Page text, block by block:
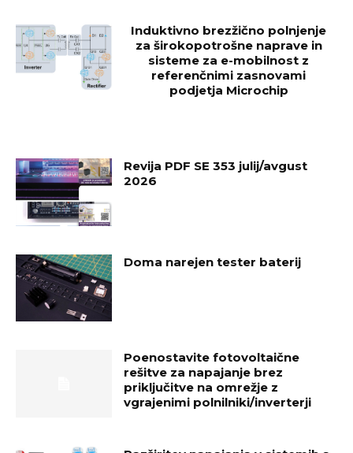
Induktivno brezžično polnjenje
za širokopotrošne naprave in
sisteme za e-mobilnost z
referenčnimi zasnovami
podjetja Microchip
Revija PDF SE 353 julij/avgust
2026
Doma narejen tester baterij
Poenostavite fotovoltaične
rešitve za napajanje brez
priključitve na omrežje z
vgrajenimi polnilniki/inverterji